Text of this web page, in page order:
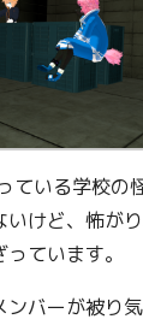
ている学校の
けど、怖が
ています。
バーが被り